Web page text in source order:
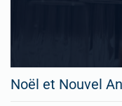
Noël et Nouvel An